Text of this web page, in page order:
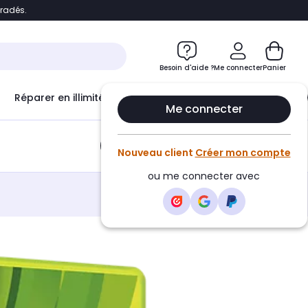
Accéder directement au chatbot
Besoin d'aide ?Me connecter
Me connecter
Nouveau client Créer mon compte
ou me connecter avec
Panier
Réparer en illimité avec Le Club Infinity
Ajouter au panier